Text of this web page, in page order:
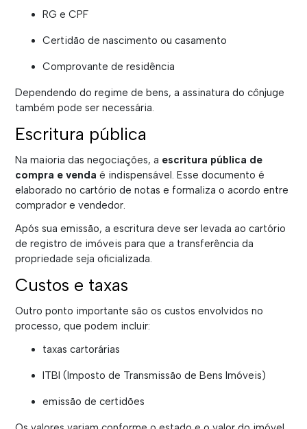
RG e CPF
Certidão de nascimento ou casamento
Comprovante de residência
Dependendo do regime de bens, a assinatura do cônjuge
também pode ser necessária.
Escritura pública
Na maioria das negociações, a escritura pública de
compra e venda é indispensável. Esse documento é
elaborado no cartório de notas e formaliza o acordo entre
comprador e vendedor.
Após sua emissão, a escritura deve ser levada ao cartório
de registro de imóveis para que a transferência da
propriedade seja oficializada.
Custos e taxas
Outro ponto importante são os custos envolvidos no
processo, que podem incluir:
taxas cartorárias
ITBI (Imposto de Transmissão de Bens Imóveis)
emissão de certidões